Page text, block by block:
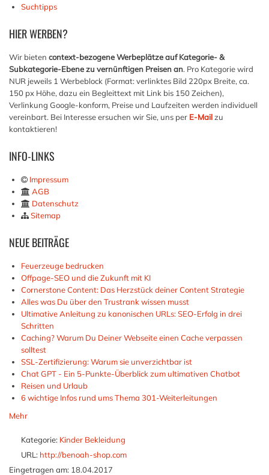
Suchtipps
HIERWERBEN?
Wir bieten context-bezogene Werbeplätze auf Kategorie- &
Subkategorie-Ebene zu vernünftigen Preisen an. Pro Kategorie wird
NUR jeweils 1 Werbeblock (Format: verlinktes Bild 220px Breite, ca.
150 px Höhe, dazu ein Begleittext mit Link bis 150 Zeichen),
Verlinkung Google-konform, Preise und Laufzeiten werden individuell
vereinbart. Bei Interesse ersuchen wir Sie, uns per E-Mailzu
kontaktieren!
INFO-LINKS
Impressum
AGB
Datenschutz
Sitemap
NEUEBEITRÄGE
Feuerzeuge bedrucken
Offpage-SEO und die Zukunft mit KI
Cornerstone Content: Das Herzstück deiner Content Strategie
Alles was Du über den Trustrank wissen musst
Ultimative Anleitung zu kanonischen URLs: SEO-Erfolg in drei
Schritten
Caching? Warum Du Deiner Webseite einen Cache verpassen
solltest
SSL-Zertifizierung: Warum sie unverzichtbar ist
Chat GPT - Ein 5-Punkte-Überblick zum ultimativen Chatbot
Reisen und Urlaub
6 wichtige Infos rund ums Thema 301-Weiterleitungen
Mehr
Kategorie: Kinder Bekleidung
URL: http://benoah-shop.com
Eingetragen am: 18.04.2017